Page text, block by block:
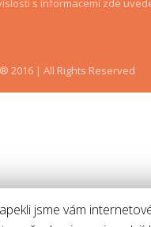
s informacemi zde
2016 | All Rights Reserved
jsme vám